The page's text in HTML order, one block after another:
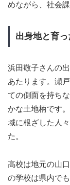
めながら、社会
出身地と育
浜田敬子さんの
あたります。瀬
ての側面を持ち
かな土地柄です
域に根ざした人
た。
高校は地元の山
の学校は県内で